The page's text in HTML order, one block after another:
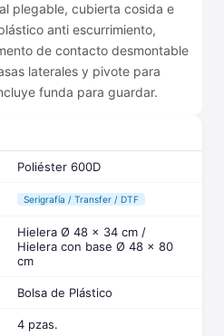
plegable, cubierta cosida e
anti escurrimiento,
de contacto desmontable
laterales y pivote para
funda para guardar.
Poliéster 600D
Serigrafía / Transfer / DTF
Hielera Ø 48 x 34 cm /
Hielera con base Ø 48 x 80
cm
Bolsa de Plástico
4 pzas.